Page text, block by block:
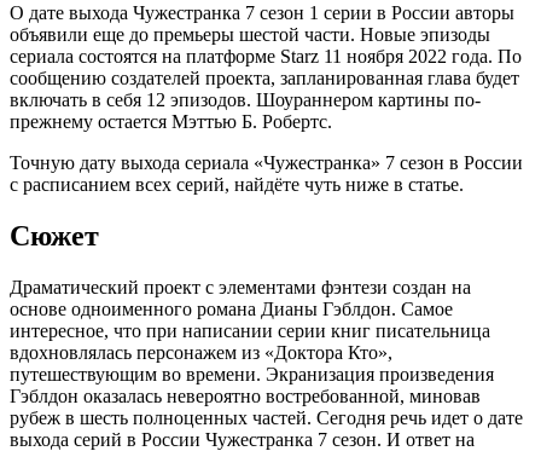
О дате выхода Чужестранка 7 сезон 1 серии в России авторы
объявили еще до премьеры шестой части. Новые эпизоды
сериала состоятся на платформе Starz 11 ноября 2022 года. По
сообщению создателей проекта, запланированная глава будет
включать в себя 12 эпизодов. Шоураннером картины по-
прежнему остается Мэттью Б. Робертс.
Точную дату выхода сериала «Чужестранка» 7 сезон в России
с расписанием всех серий, найдёте чуть ниже в статье.
Сюжет
Драматический проект с элементами фэнтези создан на
основе одноименного романа Дианы Гэблдон. Самое
интересное, что при написании серии книг писательница
вдохновлялась персонажем из «Доктора Кто»,
путешествующим во времени. Экранизация произведения
Гэблдон оказалась невероятно востребованной, миновав
рубеж в шесть полноценных частей. Сегодня речь идет о дате
выхода серий в России Чужестранка 7 сезон. И ответ на